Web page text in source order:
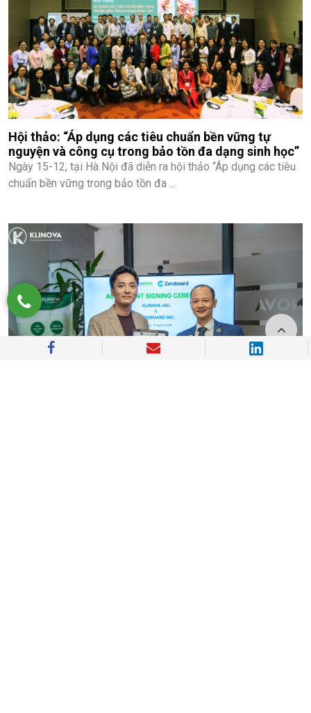
Hội thảo: “Áp dụng các tiêu chuẩn bền vững tự
nguyện và công cụ trong bảo tồn đa dạng sinh học”
Ngày 15-12, tại Hà Nội đã diễn ra hội thảo “Áp dụng các tiêu
chuẩn bền vững trong bảo tồn đa ...